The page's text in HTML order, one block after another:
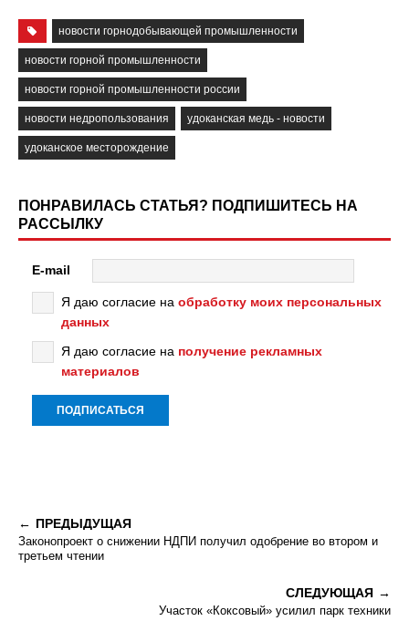
новости горнодобывающей промышленности
новости горной промышленности
новости горной промышленности россии
новости недропользования удоканская медь - новости
удоканское месторождение
ПОНРАВИЛАСЬ СТАТЬЯ? ПОДПИШИТЕСЬ НА
РАССЫЛКУ
E-mail
Я даю согласие на обработку моих персональных
данных
Я даю согласие на получение рекламных
материалов
ПРЕДЫДУЩАЯ
Законопроект о снижении НДПИ получил одобрение во втором и
третьем чтении
СЛЕДУЮЩАЯ
Участок «Коксовый» усилил парк техники